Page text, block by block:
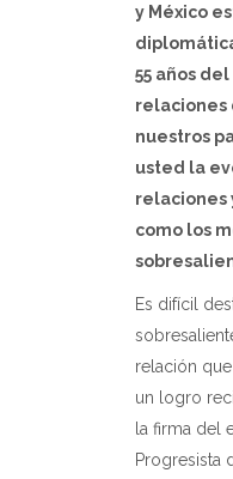
y México
55 años
relaciones
nuestros
usted la
relaciones
como los
Es difícil
relación
un logro
la firma del
Progresista